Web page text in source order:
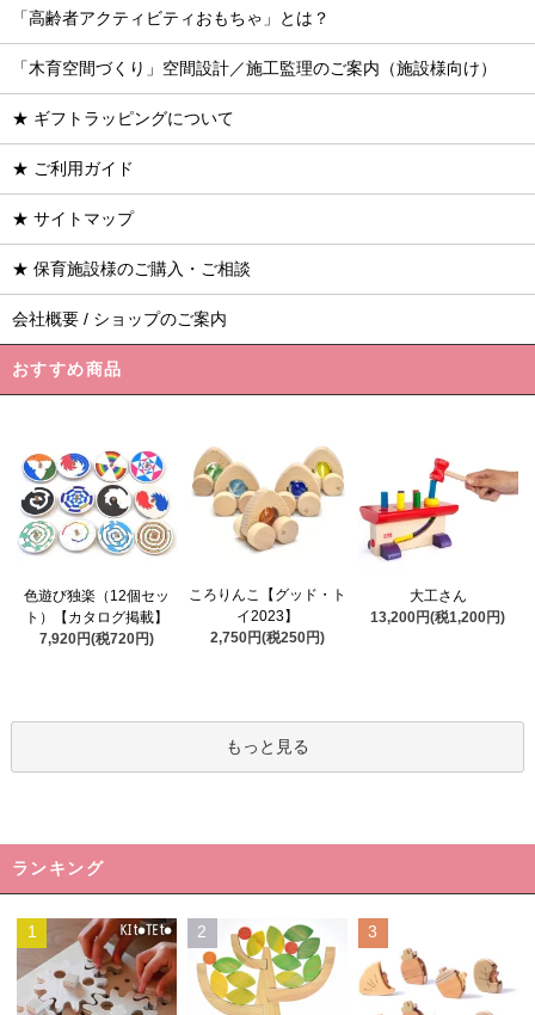
「高齢者アクティビティおもちゃ」とは？
「木育空間づくり」空間設計／施工監理のご案内（施設様向け）
★ ギフトラッピングについて
★ ご利用ガイド
★ サイトマップ
★ 保育施設様のご購入・ご相談
会社概要 / ショップのご案内
おすすめ商品
色遊び独楽（12個セッ
ト）【カタログ掲載】
7,920円(税720円)
ころりんこ【グッド・ト
イ2023】
2,750円(税250円)
大工さん
13,200円(税1,200円)
もっと見る
ランキング
1 2 3